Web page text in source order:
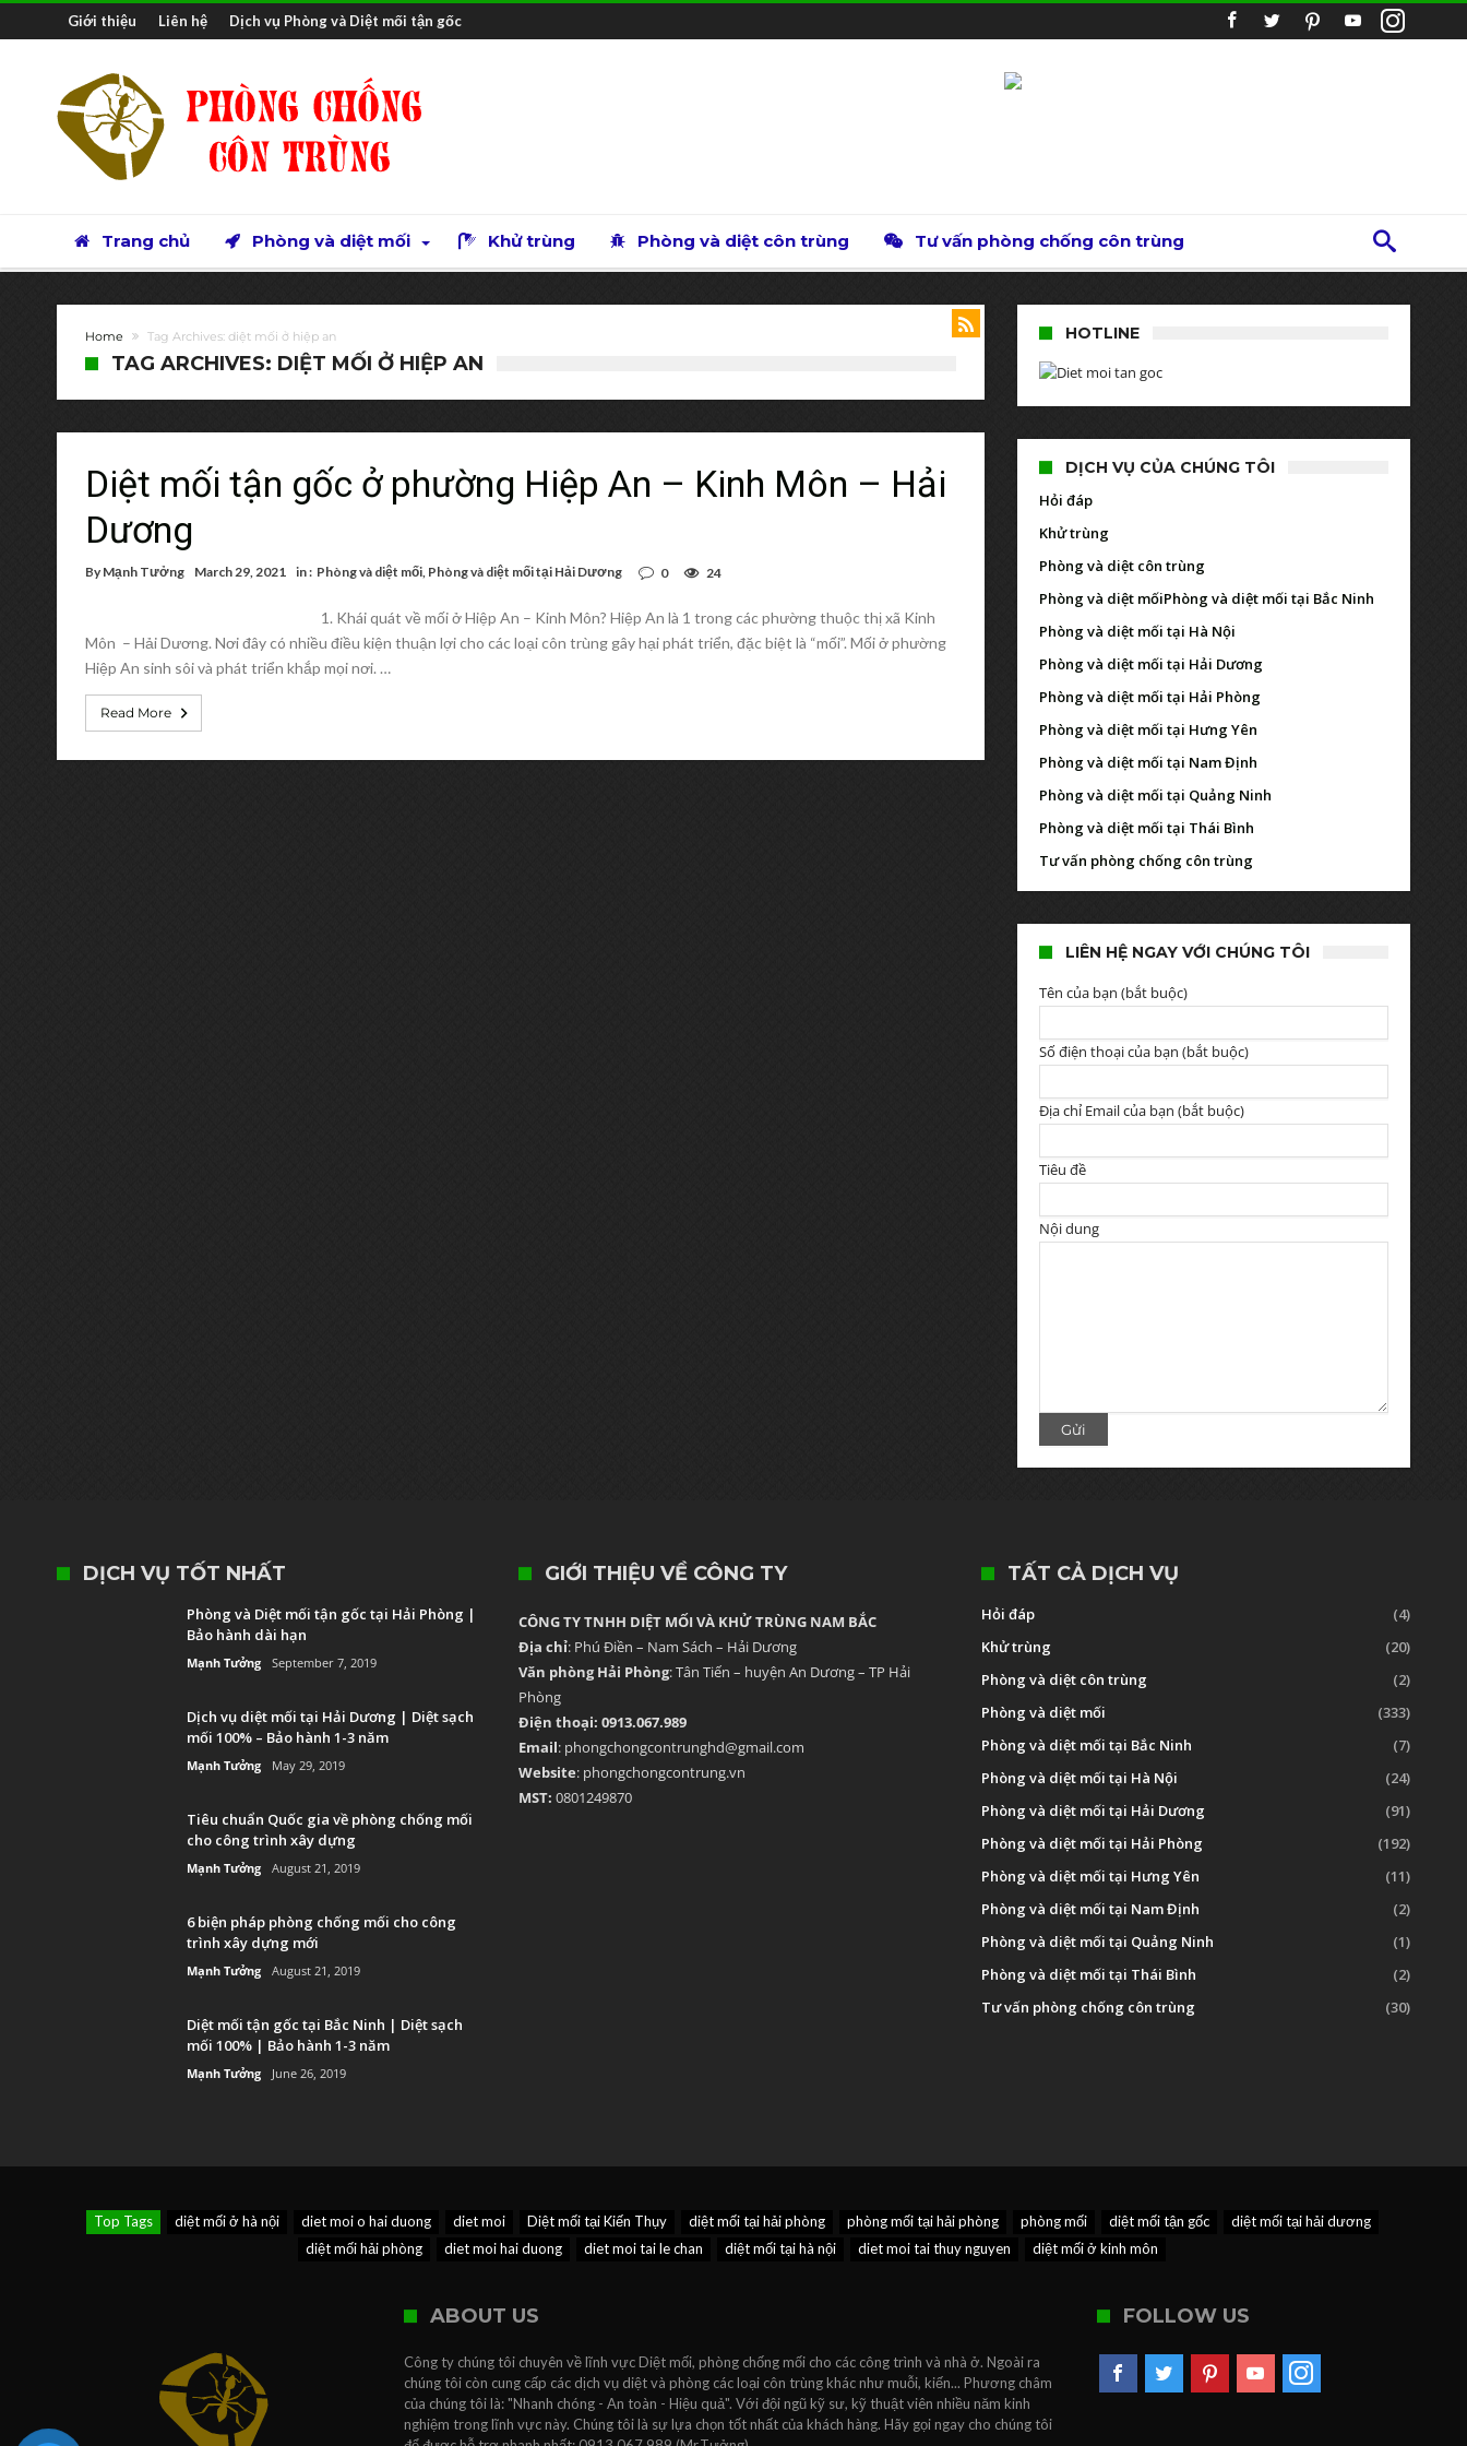
Giới thiệu Liên hệ Dịch vụ Phòng và Diệt mối tận gốc
Trang chủ Phòng và diệt mối Khử trùng Phòng và diệt côn trùng Tư vấn phòng chống côn trùng
Home Tag Archives: diệt mối ở hiệp an
TAG ARCHIVES: DIỆT MỐI Ở HIỆP AN
Diệt mối tận gốc ở phường Hiệp An – Kinh Môn – Hải
Dương
By Mạnh Tưởng March 29, 2021 in : Phòng và diệt mối, Phòng và diệt mối tại Hải Dương 0 24
1. Khái quát về mối ở Hiệp An – Kinh Môn? Hiệp An là 1 trong các phường thuộc thị xã Kinh
Môn – Hải Dương. Nơi đây có nhiều điều kiện thuận lợi cho các loại côn trùng gây hại phát triển, đặc biệt là “mối”. Mối ở phường
Hiệp An sinh sôi và phát triển khắp mọi nơi. …
Read More
HOTLINE
DỊCH VỤ CỦA CHÚNG TÔI
Hỏi đáp
Khử trùng
Phòng và diệt côn trùng
Phòng và diệt mốiPhòng và diệt mối tại Bắc Ninh
Phòng và diệt mối tại Hà Nội
Phòng và diệt mối tại Hải Dương
Phòng và diệt mối tại Hải Phòng
Phòng và diệt mối tại Hưng Yên
Phòng và diệt mối tại Nam Định
Phòng và diệt mối tại Quảng Ninh
Phòng và diệt mối tại Thái Bình
Tư vấn phòng chống côn trùng
LIÊN HỆ NGAY VỚI CHÚNG TÔI
Tên của bạn (bắt buộc)
Số điện thoại của bạn (bắt buộc)
Địa chỉ Email của bạn (bắt buộc)
Tiêu đề
Nội dung
DỊCH VỤ TỐT NHẤT
Phòng và Diệt mối tận gốc tại Hải Phòng |
Bảo hành dài hạn
Mạnh Tưởng September 7, 2019
Dịch vụ diệt mối tại Hải Dương | Diệt sạch
mối 100% – Bảo hành 1-3 năm
Mạnh Tưởng May 29, 2019
Tiêu chuẩn Quốc gia về phòng chống mối
cho công trình xây dựng
Mạnh Tưởng August 21, 2019
6 biện pháp phòng chống mối cho công
trình xây dựng mới
Mạnh Tưởng August 21, 2019
Diệt mối tận gốc tại Bắc Ninh | Diệt sạch
mối 100% | Bảo hành 1-3 năm
Mạnh Tưởng June 26, 2019
GIỚI THIỆU VỀ CÔNG TY
CÔNG TY TNHH DIỆT MỐI VÀ KHỬ TRÙNG NAM BẮC
Địa chỉ: Phú Điền – Nam Sách – Hải Dương
Văn phòng Hải Phòng: Tân Tiến – huyện An Dương – TP Hải
Phòng
Điện thoại: 0913.067.989
Email: phongchongcontrunghd@gmail.com
Website: phongchongcontrung.vn
MST: 0801249870
TẤT CẢ DỊCH VỤ
Hỏi đáp
(4)
Khử trùng
(20)
Phòng và diệt côn trùng
(2)
Phòng và diệt mối
(333)
Phòng và diệt mối tại Bắc Ninh
(7)
Phòng và diệt mối tại Hà Nội
(24)
Phòng và diệt mối tại Hải Dương
(91)
Phòng và diệt mối tại Hải Phòng
(192)
Phòng và diệt mối tại Hưng Yên
(11)
Phòng và diệt mối tại Nam Định
(2)
Phòng và diệt mối tại Quảng Ninh
(1)
Phòng và diệt mối tại Thái Bình
(2)
Tư vấn phòng chống côn trùng
(30)
Top Tags diệt mối ở hà nội diet moi o hai duong diet moi Diệt mối tại Kiến Thụy diệt mối tại hải phòng phòng mối tại hải phòng phòng mối diệt mối tận gốc
diệt mối tại hải dương
diệt mối hải phòng
diet moi hai duong diet moi tai le chan diệt mối tại hà nội diet moi tai thuy nguyen diệt mối ở kinh môn
ABOUT US
Công ty chúng tôi chuyên về lĩnh vực Diệt mối, phòng chống mối cho các công trình và nhà ở. Ngoài ra
chúng tôi còn cung cấp các dịch vụ diệt và phòng các loại côn trùng khác như muỗi, kiến... Phương châm
của chúng tôi là: "Nhanh chóng - An toàn - Hiệu quả". Với đội ngũ kỹ sư, kỹ thuật viên nhiều năm kinh
nghiệm trong lĩnh vực này. Chúng tôi là sự lựa chọn tốt nhất của khách hàng. Hãy gọi ngay cho chúng tôi
FOLLOW US